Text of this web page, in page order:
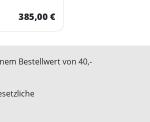
385,00 €
Bestellwert von 40,-